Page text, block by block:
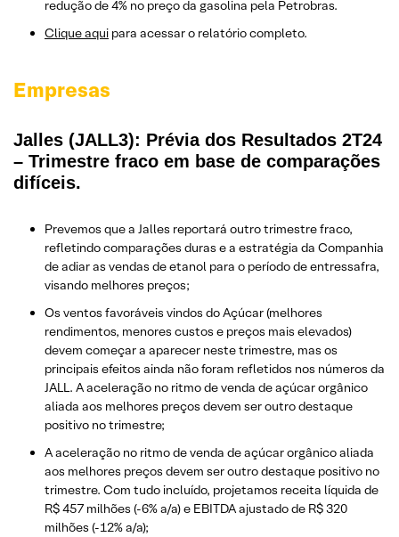
redução de 4% no preço da gasolina pela Petrobras.
Clique aqui para acessar o relatório completo.
Empresas
Jalles (JALL3): Prévia dos Resultados 2T24
– Trimestre fraco em base de comparações
difíceis.
Prevemos que a Jalles reportará outro trimestre fraco,
refletindo comparações duras e a estratégia da Companhia
de adiar as vendas de etanol para o período de entressafra,
visando melhores preços;
Os ventos favoráveis vindos do Açúcar (melhores
rendimentos, menores custos e preços mais elevados)
devem começar a aparecer neste trimestre, mas os
principais efeitos ainda não foram refletidos nos números da
JALL. A aceleração no ritmo de venda de açúcar orgânico
aliada aos melhores preços devem ser outro destaque
positivo no trimestre;
A aceleração no ritmo de venda de açúcar orgânico aliada
aos melhores preços devem ser outro destaque positivo no
trimestre. Com tudo incluído, projetamos receita líquida de
R$ 457 milhões (-6% a/a) e EBITDA ajustado de R$ 320
milhões (-12% a/a);